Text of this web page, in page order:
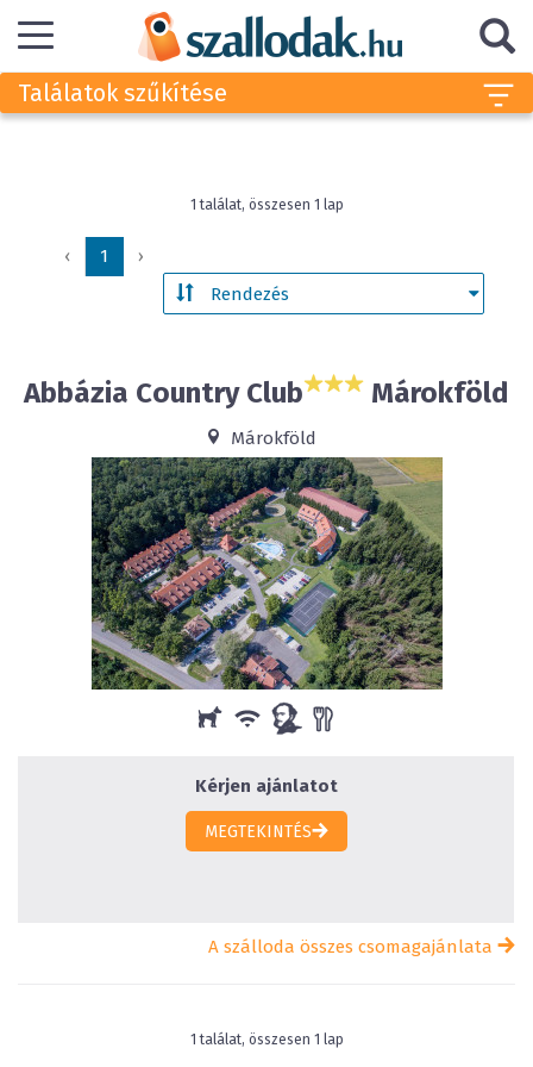
Találatok szűkítése
1 találat, összesen 1 lap
‹ 1 ›
Abbázia Country Club Márokföld
Márokföld
Kérjen ajánlatot
MEGTEKINTÉS
A szálloda összes csomagajánlata
1 találat, összesen 1 lap